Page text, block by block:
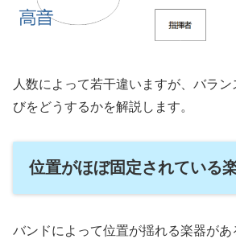
人数によって若干違いますが、バラ
びをどうするかを解説します。
位置がほぼ固定されている
バンドによって位置が揺れる楽器が